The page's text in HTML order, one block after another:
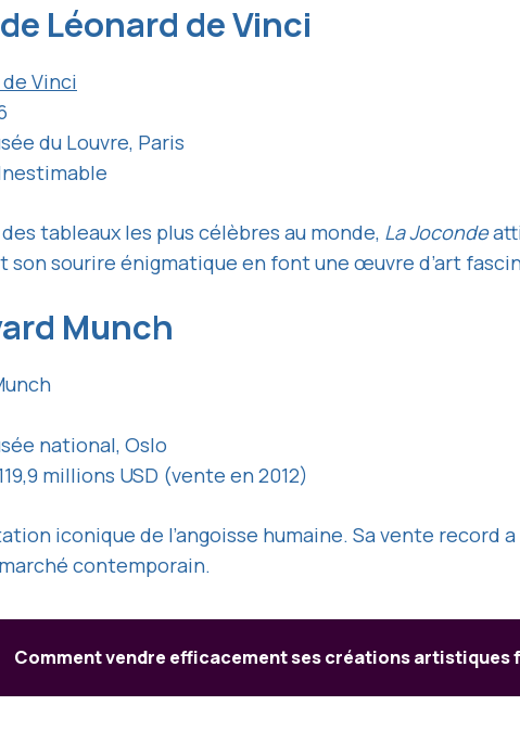
Léonard de Vinci
Vinci
du Louvre, Paris
tableaux les plus célèbres au monde, La Joconde
son sourire énigmatique en font une œuvre d’art
Munch
national, Oslo
millions USD (vente en 2012)
iconique de l’angoisse humaine. Sa vente record
contemporain.
Comment vendre efficacement ses créations artistiques